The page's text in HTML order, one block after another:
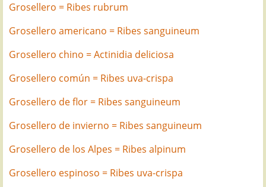
Grosellero = Ribes rubrum
Grosellero americano = Ribes sanguineum
Grosellero chino = Actinidia deliciosa
Grosellero común = Ribes uva-crispa
Grosellero de flor = Ribes sanguineum
Grosellero de invierno = Ribes sanguineum
Grosellero de los Alpes = Ribes alpinum
Grosellero espinoso = Ribes uva-crispa